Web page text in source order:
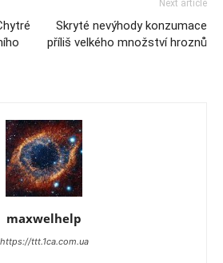
Next article
Skryté nevýhody konzumace
příliš velkého množství hroznů
maxwelhelp
https://ttt.1ca.com.ua